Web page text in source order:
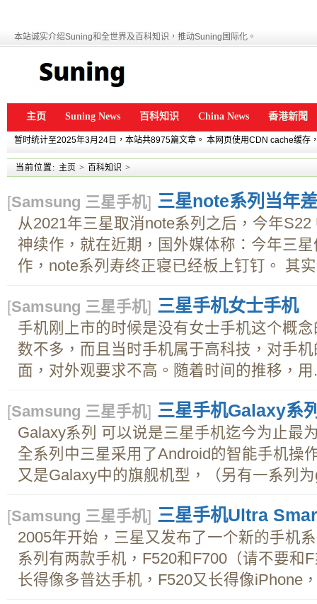
本站诚实介绍Suning和全世界及百科知识，推动Suning国际化。
主页 Suning News 百科知识 China News 香港新聞
暂时统计至2025年3月24日，本站共8975篇文章。 本网页使用CDN cache缓存
当前位置: 主页 > 百科知识 >
[Samsung 三星手机] 三星note系列当年
从2021年三星取消note系列之后，今年
神续作，就在近期，国外媒体称：今年三
作，note系列寿终正寝已经板上钉钉。 其
[Samsung 三星手机] 三星手机女士手机
手机刚上市的时候是没有女士手机这个概
数不多，而且当时手机属于高科技，对手
面，对外观要求不高。随着时间的推移，用
[Samsung 三星手机] 三星手机Galaxy系
Galaxy系列 可以说是三星手机迄今为止最
全系列中三星采用了Android的智能手机操
又是Galaxy中的旗舰机型，（另有一系列
[Samsung 三星手机] 三星手机Ultra
2005年开始，三星又发布了一个新的手机
系列有两款手机，F520和F700（请不要和
长得像多普达手机，F520又长得像iPhone